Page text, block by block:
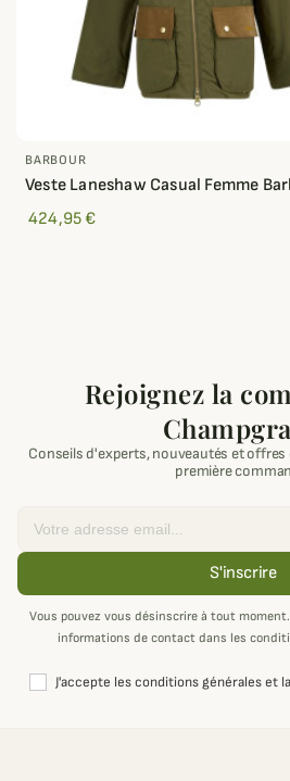
BARBOUR
Veste Laneshaw Casual Femme
424,95 €
Rejoignez la
Conseils d'experts, nouveautés et
première
S'inscrire
Vous pouvez vous désinscrire à tout
informations de contact dans les
J'accepte les conditions générales et